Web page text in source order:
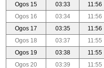
Ogos 15
03:33 11:56
Ogos 16
03:34 11:56
Ogos 17
03:35 11:56
Ogos 18
03:37 11:55
Ogos 19
03:38 11:55
Ogos 20
03:39 11:55